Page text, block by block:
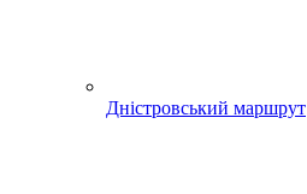
Дністровський маршрут